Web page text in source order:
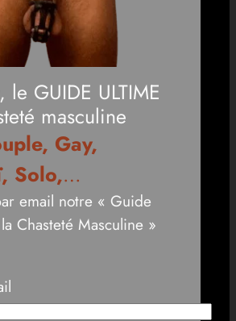
le GUIDE ULTIME
masculine
Gay,
Solo,…
email notre « Guide
Chasteté Masculine »